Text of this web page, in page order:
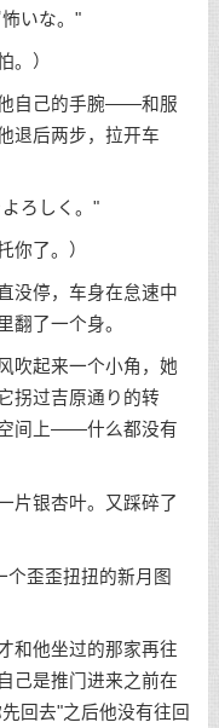
いな。"
）
自己的手腕——和服
退后两步，拉开车
ろしく。"
了。）
停，车身在怠速中
翻了一个身。
起来一个小角，她
拐过吉原通り的转
间上——什么都没有
银杏叶。又踩碎了
歪歪扭扭的新月图
他坐过的那家再往
己是推门进来之前在
回去"之后他没有往回